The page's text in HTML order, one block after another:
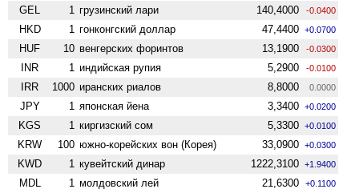
GEL 1 грузинский лари 140,4000 -0.0400
HKD 1 гонконгский доллар 47,4400 +0.0700
HUF 10 венгерских форинтов 13,1900 -0.0300
INR 1 индийская рупия 5,2900 -0.0100
IRR 1000 иранских риалов 8,8000 0.0000
JPY 1 японская йена 3,3400 +0.0200
KGS 1 киргизский сом 5,3300 +0.0100
KRW 100 южно-корейских вон (Корея) 33,0900 +0.0300
KWD 1 кувейтский динар 1222,3100 +1.9400
MDL 1 молдовский лей 21,6300 +0.1100